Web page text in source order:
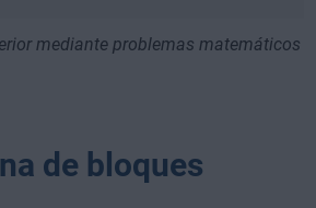
mediante problemas matemáticos
de bloques